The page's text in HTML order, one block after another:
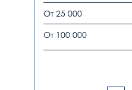
От 25 000
От 100 000